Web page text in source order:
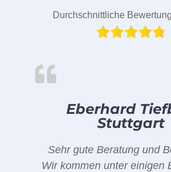
Durchschnittliche
Eberhard
Stuttgart
Sehr gute Beratung und
Wir kommen unter einigen